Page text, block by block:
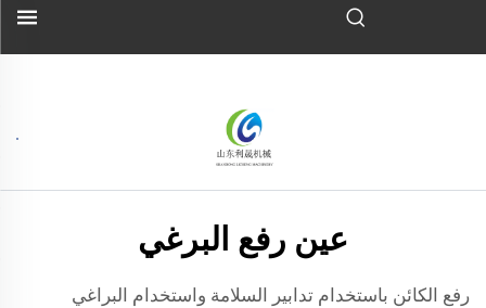
عين رفع البرغي
رفع الكائن باستخدام تدابير السلامة واستخدام البراغي